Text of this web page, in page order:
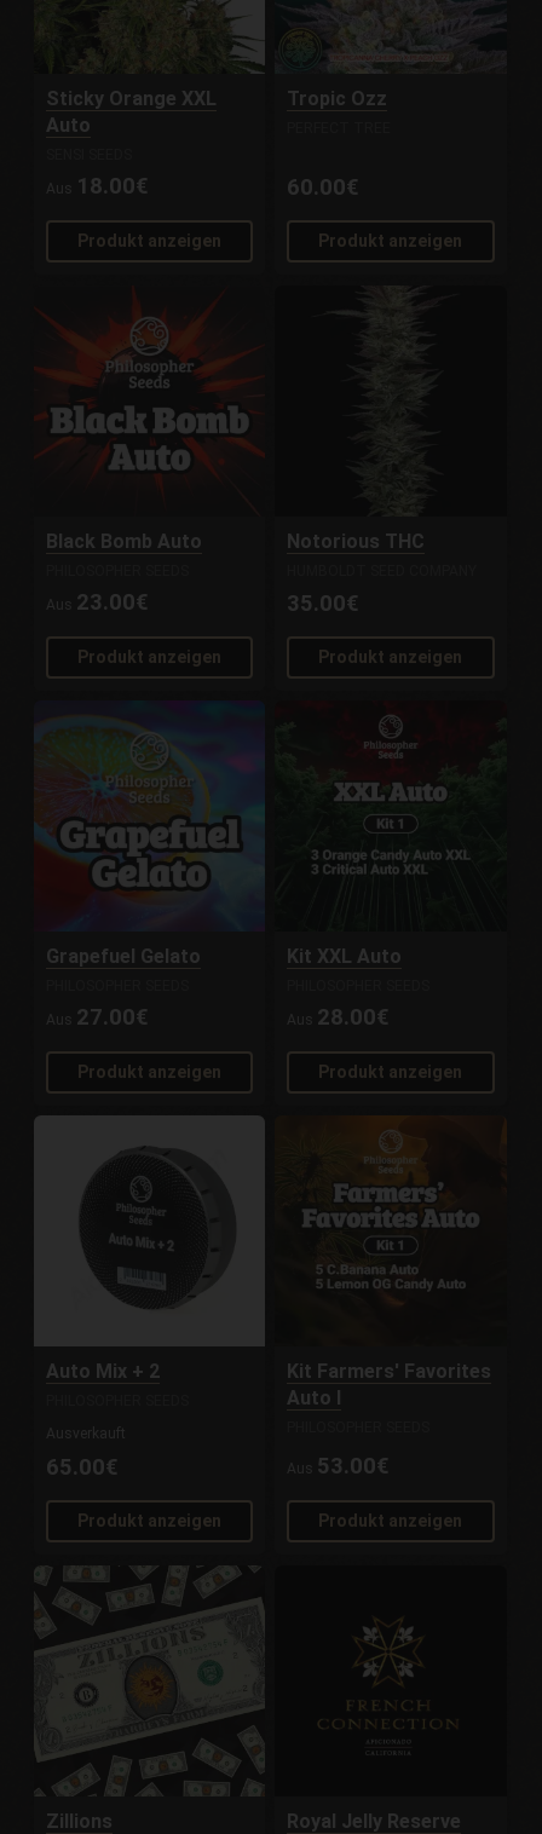
Sticky Orange XXL
Auto
Aus
18.00€
Produkt anzeigen
Tropic Ozz
60.00€
Produkt anzeigen
Black Bomb Auto
Aus 23.00€
Produkt anzeigen
Notorious THC
35.00€
Produkt anzeigen
Grapefuel Gelato
Aus 27.00€
Produkt anzeigen
Kit XXL Auto
Aus 28.00€
Produkt anzeigen
Auto Mix + 2
Ausverkauft
65.00€
Produkt anzeigen
Kit Farmers' Favorites
Auto I
Aus 53.00€
Produkt anzeigen
Zillions Royal Jelly Reserve